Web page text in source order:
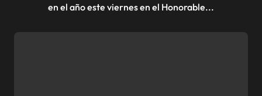
en el año este viernes en el Honorable...